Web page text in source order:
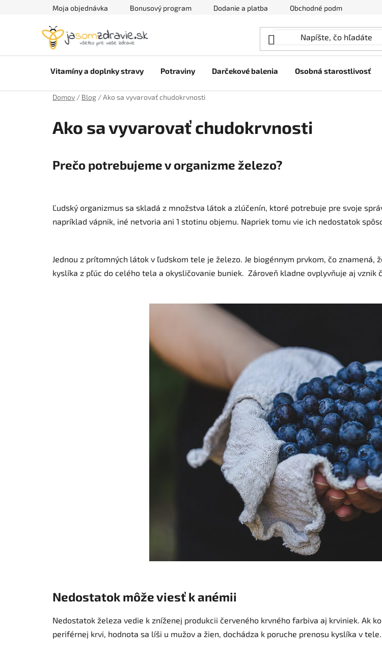
Moja objednávka Bonusový program Dodanie a platba Obchodné podmienky
Vitamíny a doplnky stravy Potraviny Darčekové balenia Osobná starostlivosť
Domov / Blog /Ako sa vyvarovať chudokrvnosti
Ako sa vyvarovať chudokrvnosti
Prečo potrebujeme v organizme železo?
Ľudský organizmus sa skladá z množstva látok a zlúčenín, ktoré potrebuje pre svoje
napríklad vápnik, iné netvoria ani 1 stotinu objemu. Napriek tomu vie ich nedostatok
Jednou z prítomných látok v ľudskom tele je železo. Je biogénnym prvkom, čo
kyslíka z pľúc do celého tela a okysličovanie buniek. Zároveň kladne ovplyvňuje aj vznik
Nedostatok môže viesť k anémii
Nedostatok železa vedie k zníženej produkcii červeného krvného farbiva aj krviniek. Ak
periférnej krvi, hodnota sa líši u mužov a žien, dochádza k poruche prenosu kyslíka v tele.